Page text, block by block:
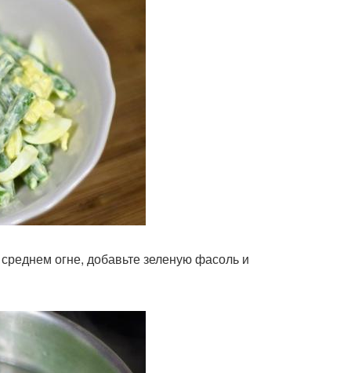
огне, добавьте зеленую фасоль и